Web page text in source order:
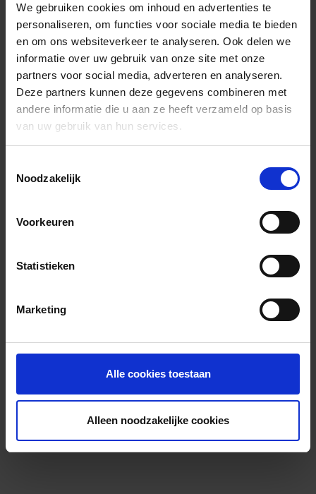
We gebruiken cookies om inhoud en advertenties te
personaliseren, om functies voor sociale media te bieden
en om ons websiteverkeer te analyseren. Ook delen we
informatie over uw gebruik van onze site met onze
partners voor social media, adverteren en analyseren.
Deze partners kunnen deze gegevens combineren met
andere informatie die u aan ze heeft verzameld op basis
van uw gebruik van hun services.
Noodzakelijk
Voorkeuren
Statistieken
Marketing
Alle cookies toestaan
Alleen noodzakelijke cookies